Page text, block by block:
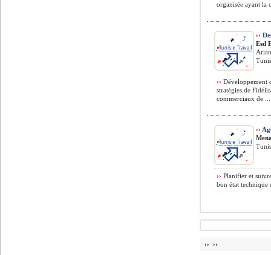
organisée ayant la
››
Esd
›› Développement
stratégies de
commerciaux de ...
››
›› Planifier et
bon état technique
›› ››